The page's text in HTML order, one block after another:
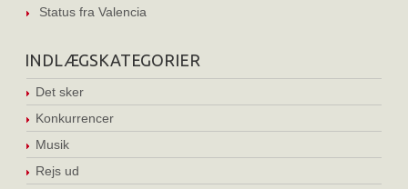
Status fra Valencia
INDLÆGSKATEGORIER
Det sker
Konkurrencer
Musik
Rejs ud